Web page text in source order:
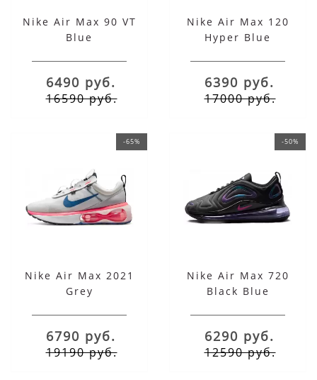
Nike Air Max 90 VT
Blue
6490 руб.
16590 руб.
Nike Air Max 120
Hyper Blue
6390 руб.
17000 руб.
-65%
Nike Air Max 2021
Grey
6790 руб.
19190 руб.
-50%
Nike Air Max 720
Black Blue
6290 руб.
12590 руб.